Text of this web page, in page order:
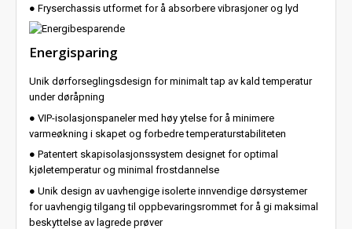
● Fryserchassis utformet for å absorbere vibrasjoner og lyd
Energisparing
Unik dørforseglingsdesign for minimalt tap av kald temperatur
under døråpning
● VIP-isolasjonspaneler med høy ytelse for å minimere
varmeøkning i skapet og forbedre temperaturstabiliteten
● Patentert skapisolasjonssystem designet for optimal
kjøletemperatur og minimal frostdannelse
● Unik design av uavhengige isolerte innvendige dørsystemer
for uavhengig tilgang til oppbevaringsrommet for å gi maksimal
beskyttelse av lagrede prøver